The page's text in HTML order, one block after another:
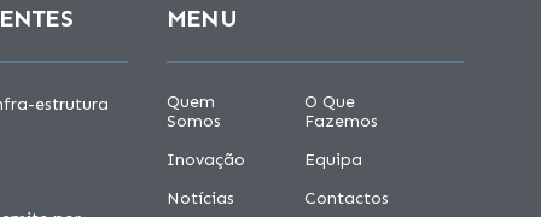
estrutura
MENU
Quem
Somos
O Que
Fazemos
Inovação
Equipa
Notícias
Contactos